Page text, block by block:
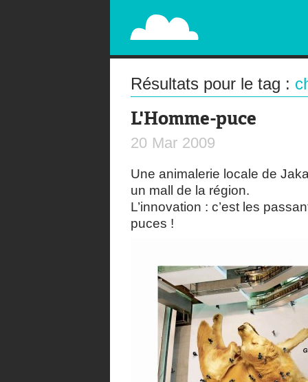
PAPERPLANE
STREET, AMBIENT, GUÉRILLA MARKETING
Résultats pour le tag :
L'Homme-puce
20 Mar 2009
Une animalerie locale de
un mall de la région.
L’innovation : c’est les
puces !